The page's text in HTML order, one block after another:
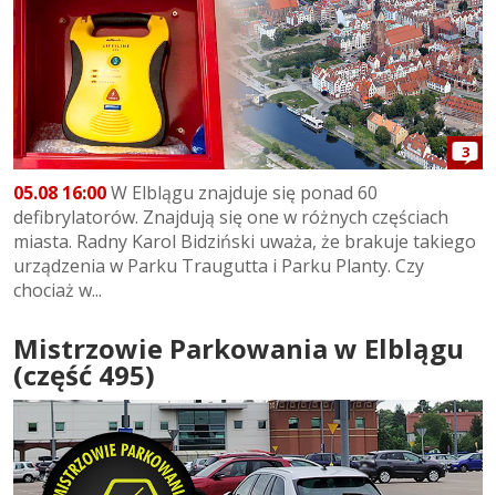
3
05.08 16:00W Elblągu znajduje się ponad 60
defibrylatorów. Znajdują się one w różnych częściach
miasta. Radny Karol Bidziński uważa, że brakuje takiego
urządzenia w Parku Traugutta i Parku Planty. Czy
chociaż w...
Mistrzowie Parkowania w Elblągu
(część 495)